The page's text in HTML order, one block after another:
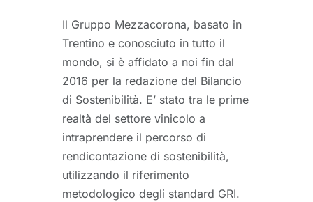
Il Gruppo Mezzacorona, basato in
Trentino e conosciuto in tutto il
mondo, si è affidato a noi fin dal
2016 per la redazione del Bilancio
di Sostenibilità. E’ stato tra le prime
realtà del settore vinicolo a
intraprendere il percorso di
rendicontazione di sostenibilità,
utilizzando il riferimento
metodologico degli standard GRI.